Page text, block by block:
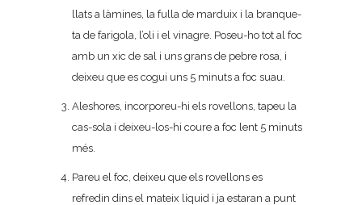
llats a làmines, la fulla de marduix i la branque-
ta de farigola, l’oli i el vinagre. Poseu-ho tot al foc
amb un xic de sal i uns grans de pebre rosa, i
deixeu que es cogui uns 5 minuts a foc suau.
Aleshores, incorporeu-hi els rovellons, tapeu la
cas-sola i deixeu-los-hi coure a foc lent 5 minuts
més.
Pareu el foc, deixeu que els rovellons es
refredin dins el mateix líquid i ja estaran a punt